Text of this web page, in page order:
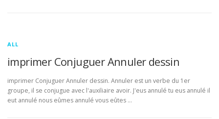
ALL
imprimer Conjuguer Annuler dessin
imprimer Conjuguer Annuler dessin. Annuler est un verbe du 1er
groupe, il se conjugue avec l'auxiliaire avoir. J'eus annulé tu eus annulé il
eut annulé nous eûmes annulé vous eûtes …